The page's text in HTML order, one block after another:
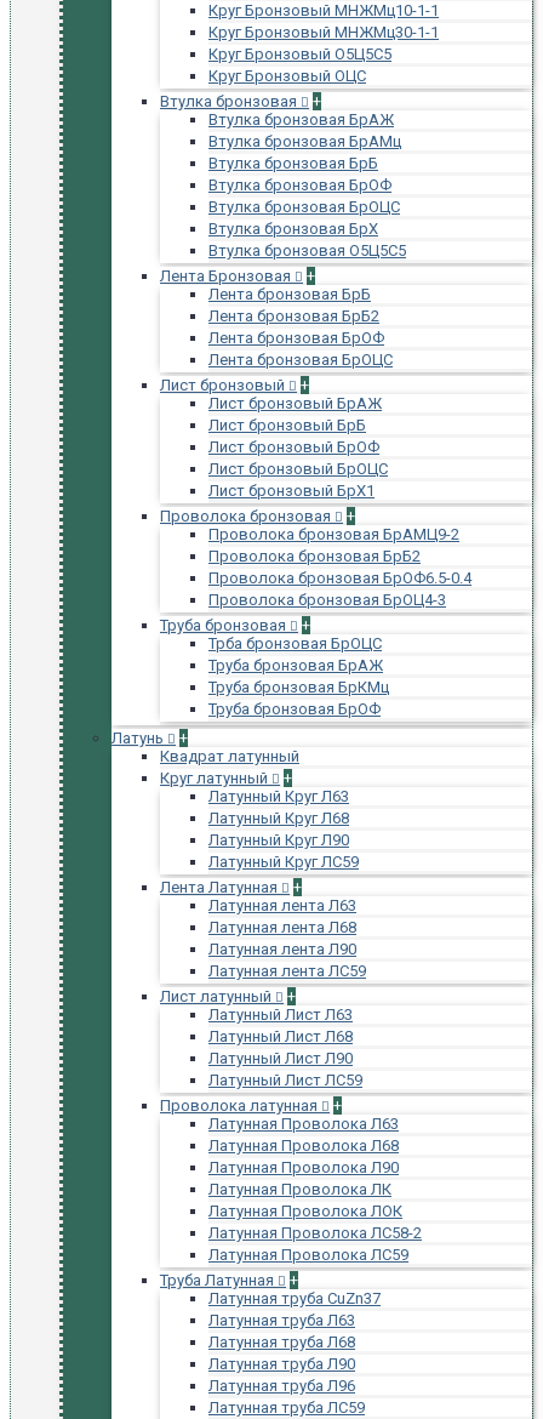
Круг Бронзовый МНЖМц10-1-1
Круг Бронзовый МНЖМц30-1-1
Круг Бронзовый О5Ц5С5
Круг Бронзовый ОЦС
Втулка бронзовая
+
Втулка бронзовая БрАЖ
Втулка бронзовая БрАМц
Втулка бронзовая БрБ
Втулка бронзовая БрОФ
Втулка бронзовая БрОЦС
Втулка бронзовая БрХ
Втулка бронзовая О5Ц5С5
Лента Бронзовая
+
Лента бронзовая БрБ
Лента бронзовая БрБ2
Лента бронзовая БрОФ
Лента бронзовая БрОЦС
Лист бронзовый
+
Лист бронзовый БрАЖ
Лист бронзовый БрБ
Лист бронзовый БрОФ
Лист бронзовый БрОЦС
Лист бронзовый БрХ1
Проволока бронзовая
+
Проволока бронзовая БрАМЦ9-2
Проволока бронзовая БрБ2
Проволока бронзовая БрОФ6.5-0.4
Проволока бронзовая БрОЦ4-3
Труба бронзовая
+
Трба бронзовая БрОЦС
Труба бронзовая БрАЖ
Труба бронзовая БрКМц
Труба бронзовая БрОФ
Латунь
+
Квадрат латунный
Круг латунный
+
Латунный Круг Л63
Латунный Круг Л68
Латунный Круг Л90
Латунный Круг ЛС59
Лента Латунная
+
Латунная лента Л63
Латунная лента Л68
Латунная лента Л90
Латунная лента ЛС59
Лист латунный
+
Латунный Лист Л63
Латунный Лист Л68
Латунный Лист Л90
Латунный Лист ЛС59
Проволока латунная
+
Латунная Проволока Л63
Латунная Проволока Л68
Латунная Проволока Л90
Латунная Проволока ЛК
Латунная Проволока ЛОК
Латунная Проволока ЛС58-2
Латунная Проволока ЛС59
Труба Латунная
+
Латунная труба CuZn37
Латунная труба Л63
Латунная труба Л68
Латунная труба Л90
Латунная труба Л96
Латунная труба ЛС59